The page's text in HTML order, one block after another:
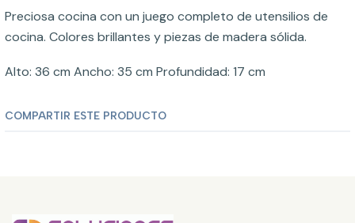
Preciosa cocina con un juego completo de utensilios de
cocina. Colores brillantes y piezas de madera sólida.
Alto: 36 cm Ancho: 35 cm Profundidad: 17 cm
COMPARTIR ESTE PRODUCTO